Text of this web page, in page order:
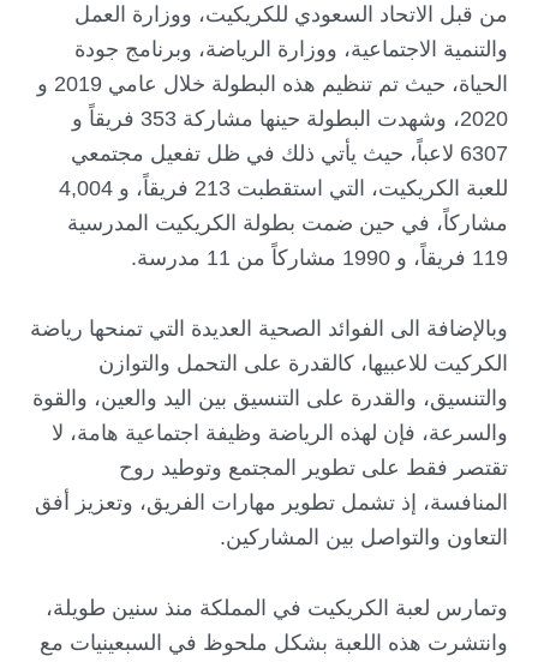
من قبل الاتحاد السعودي للكريكيت، ووزارة العمل
والتنمية الاجتماعية، ووزارة الرياضة، وبرنامج جودة
الحياة، حيث تم تنظيم هذه البطولة خلال عامي 2019 و
2020، وشهدت البطولة حينها مشاركة 353 فريقاً و
6307 لاعباً، حيث يأتي ذلك في ظل تفعيل مجتمعي
للعبة الكريكيت، التي استقطبت 213 فريقاً، و 4,004
مشاركاً، في حين ضمت بطولة الكريكيت المدرسية
119 فريقاً، و 1990 مشاركاً من 11 مدرسة.
وبالإضافة الى الفوائد الصحية العديدة التي تمنحها رياضة
الكركيت للاعبيها، كالقدرة على التحمل والتوازن
والتنسيق، والقدرة على التنسيق بين اليد والعين، والقوة
والسرعة، فإن لهذه الرياضة وظيفة اجتماعية هامة، لا
تقتصر فقط على تطوير المجتمع وتوطيد روح
المنافسة، إذ تشمل تطوير مهارات الفريق، وتعزيز أفق
التعاون والتواصل بين المشاركين.
وتمارس لعبة الكريكيت في المملكة منذ سنين طويلة،
وانتشرت هذه اللعبة بشكل ملحوظ في السبعينيات مع